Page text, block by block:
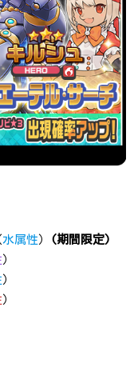
水属性 ）
(期間限定)
）
）
）